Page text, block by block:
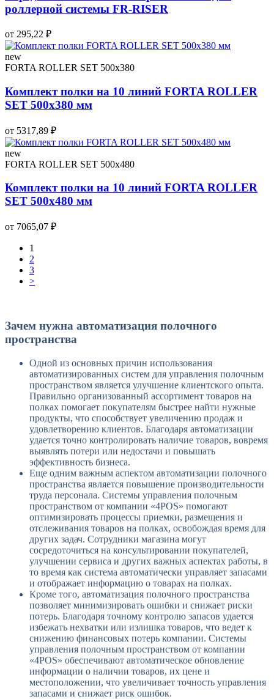
роллерной системы FR-RISER
от 295,22 ₽
new
FORTA ROLLER SET 500х380
Комплект полки на 10 линий FORTA ROLLER
SET 500х380 мм
от 5317,89 ₽
new
FORTA ROLLER SET 500х480
Комплект полки на 10 линий FORTA ROLLER
SET 500х480 мм
от 7065,07 ₽
1
2
3
>
Зачем нужна автоматизация полочного
пространства
Одной из основных причин использования
автоматизированных систем для управления полочным
пространством является улучшение клиентского опыта.
Правильно организованный ассортимент товаров на
полках помогает покупателям быстрее найти нужные
продукты, что способствует увеличению продаж и
удовлетворению клиентов. Благодаря автоматизации
удается точно контролировать наличие товаров, вовремя
выявлять потери или недостачи и повышать
эффективность бизнеса.
Еще одним важным аспектом автоматизации полочного
пространства является повышение производительности
труда персонала. Системы управления полочным
пространством от компании «4POS» помогают
оптимизировать процессы приемки, размещения и
отслеживания товаров на полках, освобождая время для
других задач. Сотрудники магазина могут
сосредоточиться на консультировании покупателей,
улучшении сервиса и других важных аспектах работы, в
то время как система автоматически управляет запасами
и отображает информацию о товарах на полках.
Кроме того, автоматизация полочного пространства
позволяет минимизировать ошибки и снижает риски
потерь. Благодаря точному контролю запасов удается
избежать нехватки или излишка товаров, что ведет к
снижению финансовых потерь компании. Системы
управления полочным пространством от компании
«4POS» обеспечивают автоматическое обновление
информации о наличии товаров, их цене и
местоположении, что увеличивает точность управления
запасами и снижает риск ошибок.